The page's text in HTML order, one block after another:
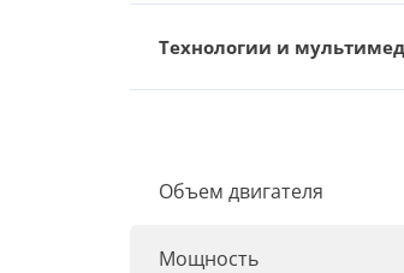
Технологии и
Объем двигателя
Мощность